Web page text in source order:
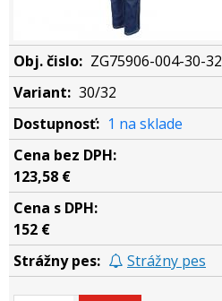
ZG75906-004-30-32
30/32
1 na sklade
123,58 €
152 €
Strážny pes